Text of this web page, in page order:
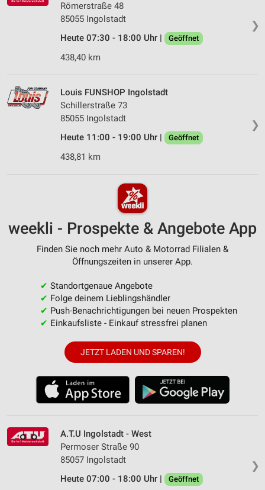
❯
Römerstraße 48
85055 Ingolstadt
Heute 07:30 - 18:00 Uhr |
Geöffnet
438,40 km
❯
Louis FUNSHOP Ingolstadt
Schillerstraße 73
85055 Ingolstadt
Heute 11:00 - 19:00 Uhr |
Geöffnet
438,81 km
weekli - Prospekte & Angebote App
Finden Sie noch mehr Auto & Motorrad Filialen &
Öffnungszeiten in unserer App.
✔ Standortgenaue Angebote
✔ Folge deinem Lieblingshändler
✔ Push-Benachrichtigungen bei neuen Prospekten
✔ Einkaufsliste - Einkauf stressfrei planen
JETZT LADEN UND SPAREN!
❯
A.T.U Ingolstadt - West
Permoser Straße 90
85057 Ingolstadt
Heute 07:00 - 18:00 Uhr |
Geöffnet